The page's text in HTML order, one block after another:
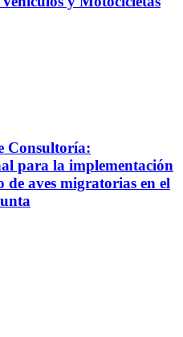
Consultoría:
para la implementación
aves migratorias en el